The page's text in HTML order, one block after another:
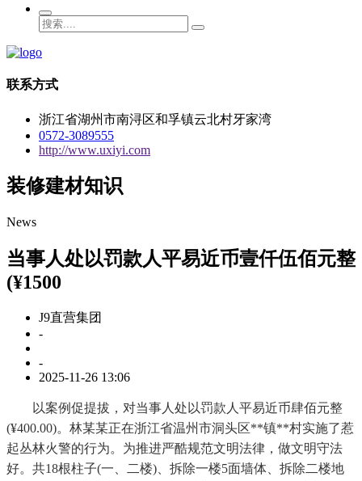
联系方式
浙江省湖州市南浔区和孚镇云北村牙家湾
0572-3089555
http://www.uxiyi.com
装修建材知识
News
当事人处以罚款人平易近币壹仟伍佰元整
(¥1500
J9直营集团
-
-
2025-11-26 13:06
以案例促提拔，对当事人处以罚款人平易近币肆佰元整
(¥400.00)。林某某正在浙江省温州市洞头区**镇**村实施了惹
起丛林火警的行为。为推进严酷规范文明法律，做文明守法
好。共18根柱子(一、二楼)、拆除一楼5面墙体、拆除二楼地